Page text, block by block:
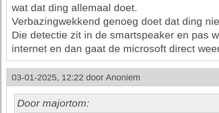
wat dat ding allemaal doet.
Verbazingwekkend genoeg doet dat ding
Die detectie zit in de smartspeaker en pas
internet en dan gaat de microsoft direct
03-01-2025, 12:22 door Anoniem
Door majortom: